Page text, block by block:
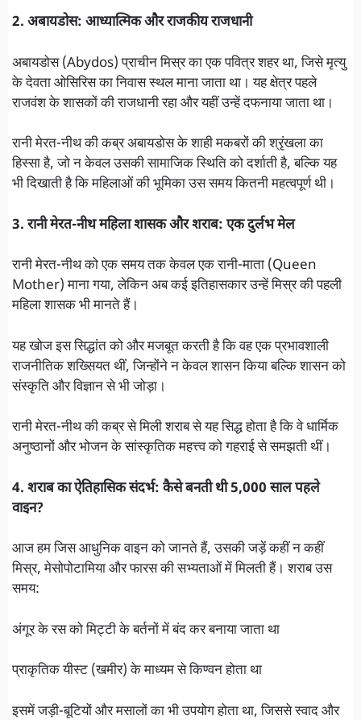
2. अबायडोस: आध्यात्मिक और राजकीय राजधानी
अबायडोस (Abydos) प्राचीन मिस्र का एक पवित्र शहर था, जिसे मृत्यु
के देवता ओसिरिस का निवास स्थल माना जाता था। यह क्षेत्र पहले
राजवंश के शासकों की राजधानी रहा और यहीं उन्हें दफनाया जाता था।
रानी मेरत-नीथ की कब्र अबायडोस के शाही मकबरों की श्रृंखला का
हिस्सा है, जो न केवल उसकी सामाजिक स्थिति को दर्शाती है, बल्कि यह
भी दिखाती है कि महिलाओं की भूमिका उस समय कितनी महत्वपूर्ण थी।
3. रानी मेरत-नीथ महिला शासक और शराब: एक दुर्लभ मेल
रानी मेरत-नीथ को एक समय तक केवल एक रानी-माता (Queen
Mother) माना गया, लेकिन अब कई इतिहासकार उन्हें मिस्र की पहली
महिला शासक भी मानते हैं।
यह खोज इस सिद्धांत को और मजबूत करती है कि वह एक प्रभावशाली
राजनीतिक शख्सियत थीं, जिन्होंने न केवल शासन किया बल्कि शासन को
संस्कृति और विज्ञान से भी जोड़ा।
रानी मेरत-नीथ की कब्र से मिली शराब से यह सिद्ध होता है कि वे धार्मिक
अनुष्ठानों और भोजन के सांस्कृतिक महत्त्व को गहराई से समझती थीं।
4. शराब का ऐतिहासिक संदर्भ: कैसे बनती थी 5,000 साल पहले
वाइन?
आज हम जिस आधुनिक वाइन को जानते हैं, उसकी जड़ें कहीं न कहीं
मिस्र, मेसोपोटामिया और फारस की सभ्यताओं में मिलती हैं। शराब उस
समय:
अंगूर के रस को मिट्टी के बर्तनों में बंद कर बनाया जाता था
प्राकृतिक यीस्ट (खमीर) के माध्यम से किण्वन होता था
इसमें जड़ी-बूटियों और मसालों का भी उपयोग होता था, जिससे स्वाद और